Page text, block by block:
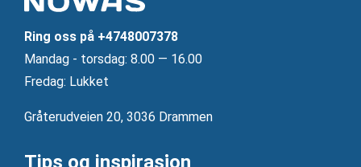
Ring oss på +4748007378
Mandag ‐ torsdag: 8.00 — 16.00
Fredag: Lukket
Gråterudveien 20, 3036 Drammen
Tips og inspirasjon